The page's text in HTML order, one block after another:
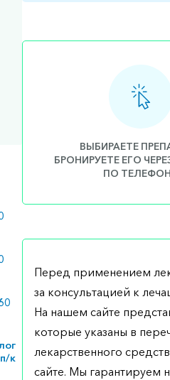
к
ВЫБИРАЕТЕ
БРОНИРУЕТЕ ЕГО
ПО
Перед применением
за консультацией к
На нашем сайте
которые указаны в
лекарственного
сайте. Мы гарантируем